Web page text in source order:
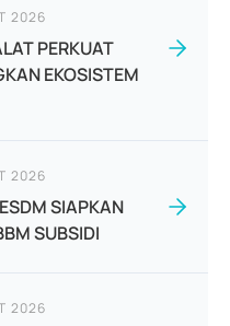
2026
PERKUAT
EKOSISTEM
2026
SIAPKAN
SUBSIDI
2026